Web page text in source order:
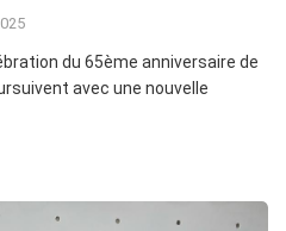
du 65ème anniversaire de
avec une nouvelle